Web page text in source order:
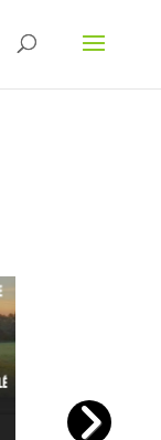
'GTM-TFCVLFN');